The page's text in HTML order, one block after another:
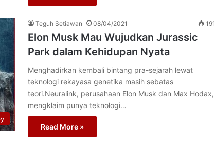
Teguh Setiawan 08/04/2021 191
Elon Musk Mau Wujudkan Jurassic
Park dalam Kehidupan Nyata
Menghadirkan kembali bintang pra-sejarah lewat
teknologi rekayasa genetika masih sebatas
teori.Neuralink, perusahaan Elon Musk dan Max Hodax,
mengklaim punya teknologi…
Read More »